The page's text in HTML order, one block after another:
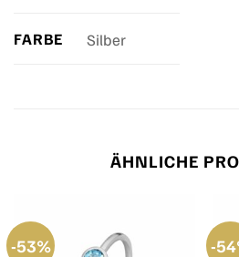
FARBE Silber
ÄHNLICHE
-53% -